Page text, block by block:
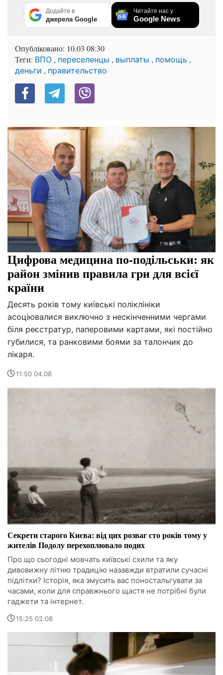
Додайте в
джерела Google
Читайте нас у
Google News
Опубліковано: 10.03 08:30
Теги: ВПО , переселенцы , выплаты , помощь ,
деньги , правительство
Цифрова медицина по-подільськи: як
район змінив правила гри для всієї
країни
Десять років тому київські поліклініки
асоціювалися виключно з нескінченними чергами
біля реєстратур, паперовими картами, які постійно
губилися, та ранковими боями за талончик до
лікаря.
11:50 04.08
Секрети старого Києва: від цих розваг сто років тому у
жителів Подолу перехоплювало подих
Про що сьогодні мовчать київські схили та яку
дивовижну літню традицію назавжди втратили сучасні
підлітки? Історія, яка змусить вас поностальгувати за
часами, коли для справжнього щастя не потрібні були
гаджети та інтернет.
15:25 02.08